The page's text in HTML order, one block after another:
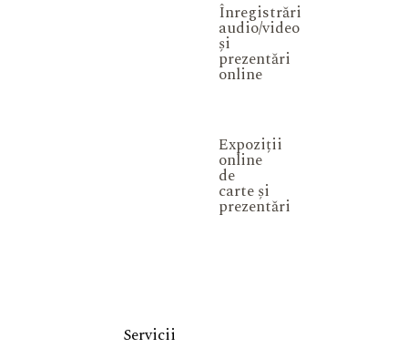
Înregistrări
audio/video
și
prezentări
online
Expoziții
online
de
carte și
prezentări
Servicii